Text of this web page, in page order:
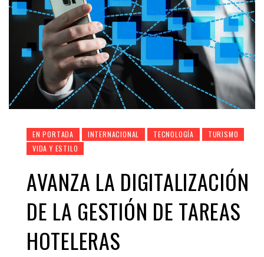
EN PORTADA INTERNACIONAL TECNOLOGÍA
TURISMO
VIDA Y ESTILO
AVANZA LA DIGITALIZACIÓN
DE LA GESTIÓN DE TAREAS
HOTELERAS